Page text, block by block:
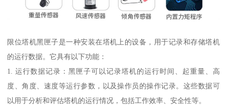
限位塔机黑匣子是一种安装在塔机上的设备，用于记录和存储塔机
的运行数据。它具有以下功能：
1. 运行数据记录：黑匣子可以记录塔机的运行时间、起重量、高
度、角度、速度等运行参数，以及操作员的操作记录。这些数据可
以用于分析和评估塔机的运行情况，包括工作效率、安全性等。